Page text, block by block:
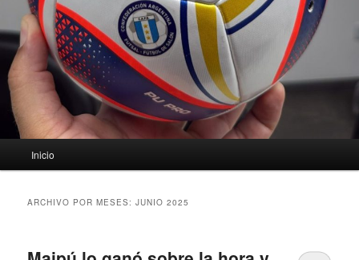
Inicio
ARCHIVO POR MESES:JUNIO 2025